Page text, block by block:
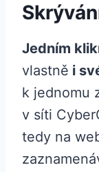
Jedním
vlastně i
k jednomu
v síti
tedy na